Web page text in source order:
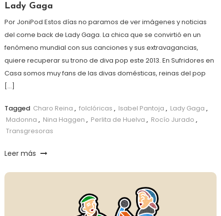
Lady Gaga
Por JoniPod Estos días no paramos de ver imágenes y noticias
del come back de Lady Gaga. La chica que se convirtió en un
fenómeno mundial con sus canciones y sus extravagancias,
quiere recuperar su trono de diva pop este 2013. En Sufridores en
Casa somos muy fans de las divas domésticas, reinas del pop
[…]
Tagged Charo Reina , folclóricas , Isabel Pantoja , Lady Gaga ,
Madonna , Nina Haggen , Perlita de Huelva , Rocío Jurado ,
Transgresoras
Leer más